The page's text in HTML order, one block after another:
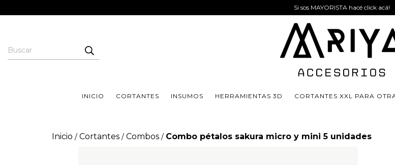
Si sos MAYORISTA hacé click acá!
INICIO CORTANTES INSUMOS HERRAMIENTAS 3D CORTANTES XXL PARA
Inicio / Cortantes / Combos / Combo pétalos sakura micro y mini 5 unidades